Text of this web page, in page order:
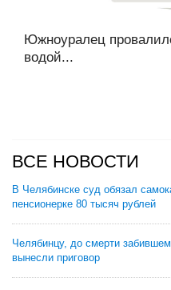
Южноуралец
водой...
ВСЕ НОВОСТИ
В Челябинске суд обязал
пенсионерке 80 тысяч рублей
Челябинцу, до смерти
вынесли приговор